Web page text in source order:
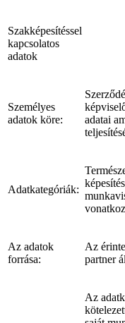
Szakképesítéssel
kapcsolatos
adatok
Személyes
adatok köre:
adatai
Adatkategóriák:
Az adatok
forrása:
Az
partner
Az